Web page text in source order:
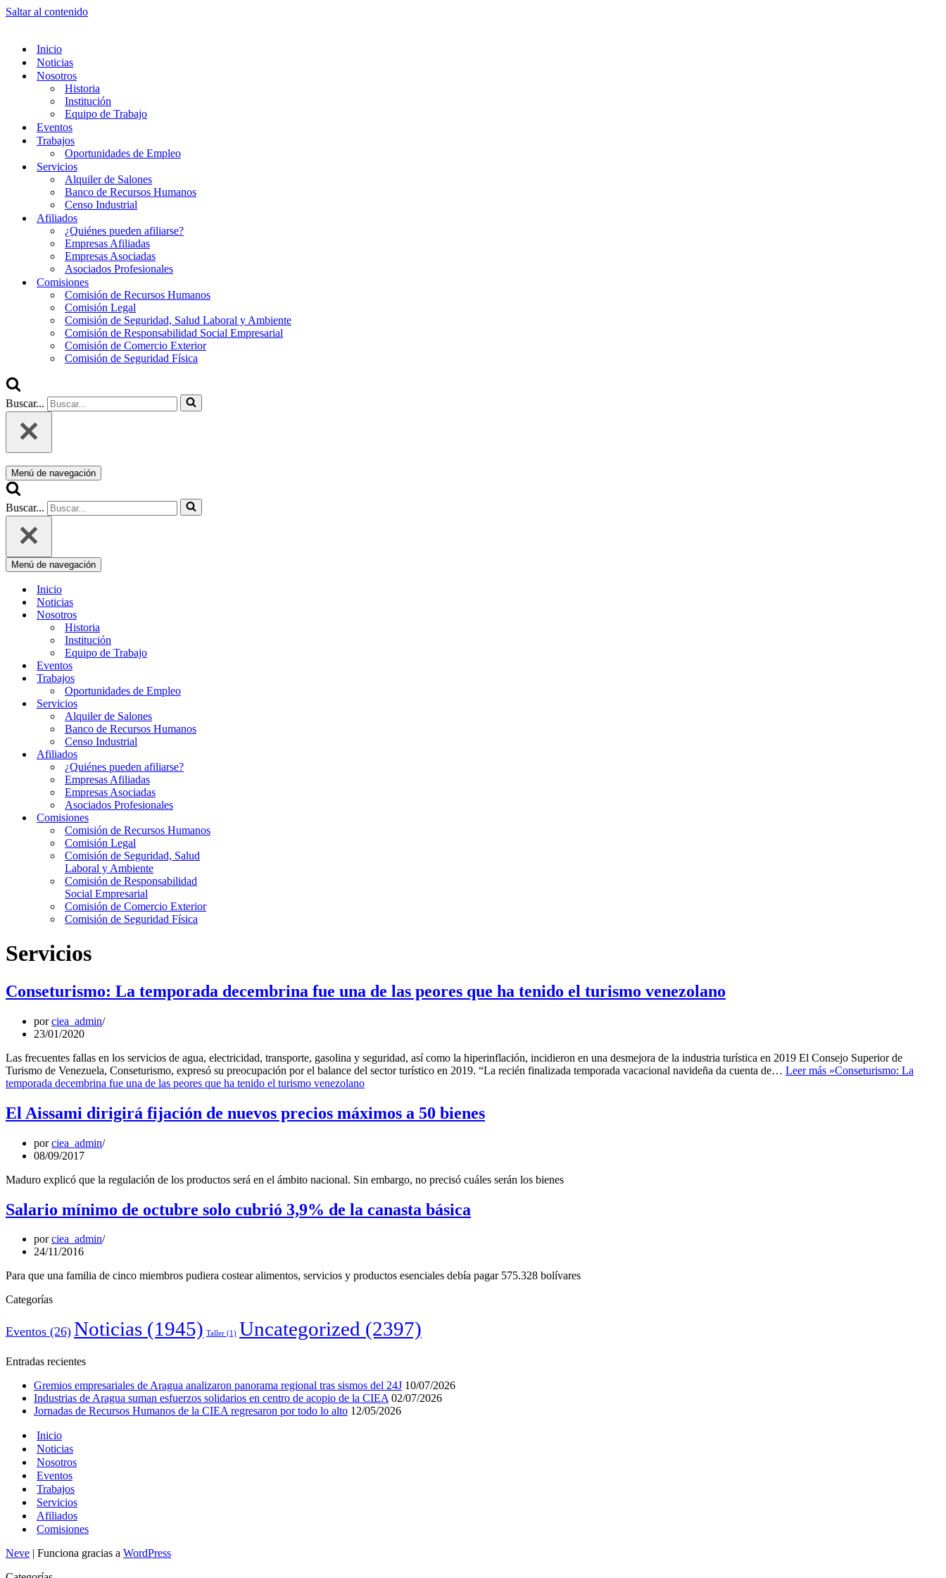
Saltar al contenido
Inicio
Noticias
Nosotros
Historia
Institución
Equipo de Trabajo
Eventos
Trabajos
Oportunidades de Empleo
Servicios
Alquiler de Salones
Banco de Recursos Humanos
Censo Industrial
Afiliados
¿Quiénes pueden afiliarse?
Empresas Afiliadas
Empresas Asociadas
Asociados Profesionales
Comisiones
Comisión de Recursos Humanos
Comisión Legal
Comisión de Seguridad, Salud Laboral y Ambiente
Comisión de Responsabilidad Social Empresarial
Comisión de Comercio Exterior
Comisión de Seguridad Física
Buscar...
Menú de navegación
Buscar...
Menú de navegación
Inicio
Noticias
Nosotros
Historia
Institución
Equipo de Trabajo
Eventos
Trabajos
Oportunidades de Empleo
Servicios
Alquiler de Salones
Banco de Recursos Humanos
Censo Industrial
Afiliados
¿Quiénes pueden afiliarse?
Empresas Afiliadas
Empresas Asociadas
Asociados Profesionales
Comisiones
Comisión de Recursos Humanos
Comisión Legal
Comisión de Seguridad, Salud
Laboral y Ambiente
Comisión de Responsabilidad
Social Empresarial
Comisión de Comercio Exterior
Comisión de Seguridad Física
Servicios
Conseturismo: La temporada decembrina fue una de las peores que ha tenido el turismo venezolano
porciea_admin
23/01/2020
Las frecuentes fallas en los servicios de agua, electricidad, transporte, gasolina y seguridad, así como la hiperinflación, incidieron en una desmejora de la industria turística en 2019 El Consejo Superior de
Turismo de Venezuela, Conseturismo, expresó su preocupación por el balance del sector turístico en 2019. “La recién finalizada temporada vacacional navideña da cuenta de… Leer más »Conseturismo: La
temporada decembrina fue una de las peores que ha tenido el turismo venezolano
El Aissami dirigirá fijación de nuevos precios máximos a 50 bienes
porciea_admin
08/09/2017
Maduro explicó que la regulación de los productos será en el ámbito nacional. Sin embargo, no precisó cuáles serán los bienes
Salario mínimo de octubre solo cubrió 3,9% de la canasta básica
porciea_admin
24/11/2016
Para que una familia de cinco miembros pudiera costear alimentos, servicios y productos esenciales debía pagar 575.328 bolívares
Categorías
Eventos (26) Noticias (1945) Taller (1) Uncategorized (2397)
Entradas recientes
Gremios empresariales de Aragua analizaron panorama regional tras sismos del 24J 10/07/2026
Industrias de Aragua suman esfuerzos solidarios en centro de acopio de la CIEA 02/07/2026
Jornadas de Recursos Humanos de la CIEA regresaron por todo lo alto 12/05/2026
Inicio
Noticias
Nosotros
Eventos
Trabajos
Servicios
Afiliados
Comisiones
Neve | Funciona gracias a WordPress